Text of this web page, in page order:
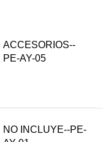
ACCESORIOS--
PE-AY-05
NO INCLUYE--PE-